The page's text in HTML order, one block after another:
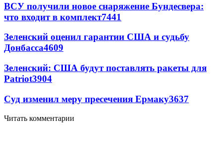
ВСУ получили новое снаряжение Бундесвера:
что входит в комплект7441
Зеленский оценил гарантии США и судьбу
Донбасса4609
Зеленский: США будут поставлять ракеты для
Patriot3904
Суд изменил меру пресечения Ермаку3637
Читать комментарии